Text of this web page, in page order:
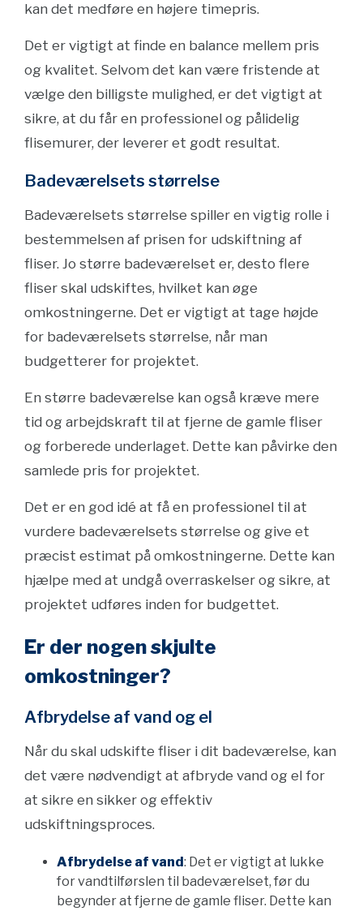
kan det medføre en højere timepris.
Det er vigtigt at finde en balance mellem pris
og kvalitet. Selvom det kan være fristende at
vælge den billigste mulighed, er det vigtigt at
sikre, at du får en professionel og pålidelig
flisemurer, der leverer et godt resultat.
Badeværelsets størrelse
Badeværelsets størrelse spiller en vigtig rolle i
bestemmelsen af prisen for udskiftning af
fliser. Jo større badeværelset er, desto flere
fliser skal udskiftes, hvilket kan øge
omkostningerne. Det er vigtigt at tage højde
for badeværelsets størrelse, når man
budgetterer for projektet.
En større badeværelse kan også kræve mere
tid og arbejdskraft til at fjerne de gamle fliser
og forberede underlaget. Dette kan påvirke den
samlede pris for projektet.
Det er en god idé at få en professionel til at
vurdere badeværelsets størrelse og give et
præcist estimat på omkostningerne. Dette kan
hjælpe med at undgå overraskelser og sikre, at
projektet udføres inden for budgettet.
Er der nogen skjulte
omkostninger?
Afbrydelse af vand og el
Når du skal udskifte fliser i dit badeværelse, kan
det være nødvendigt at afbryde vand og el for
at sikre en sikker og effektiv
udskiftningsproces.
Afbrydelse af vand: Det er vigtigt at lukke
for vandtilførslen til badeværelset, før du
begynder at fjerne de gamle fliser. Dette kan